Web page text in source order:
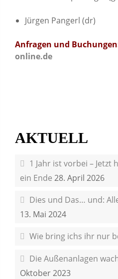
Jürgen Pangerl (dr)
Anfragen und
online.de
AKTUELL
1 Jahr ist vorbei – Jetzt
ein Ende 28. April 2026
Dies und Das… und:
13. Mai 2024
Wie bring ichs ihr nur
Die Außenanlagen
Oktober 2023